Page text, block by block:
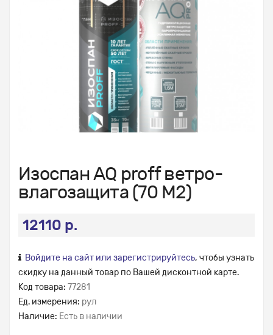
Изоспан АQ proff ветро-
влагозащита (70 М2)
12110 р.
Войдите на сайт или зарегистрируйтесь, чтобы узнать
скидку на данный товар по Вашей дисконтной карте.
Код товара: 77281
Ед. измерения: рул
Наличие: Есть в наличии